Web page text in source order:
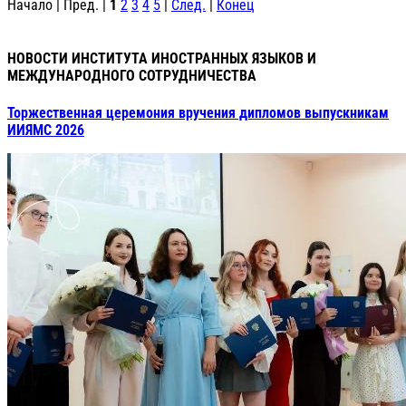
Начало | Пред. | 1 2 3 4 5 След. Конец
НОВОСТИ ИНСТИТУТА ИНОСТРАННЫХ ЯЗЫКОВ И
МЕЖДУНАРОДНОГО СОТРУДНИЧЕСТВА
Торжественная церемония вручения дипломов выпускникам
ИИЯМС 2026